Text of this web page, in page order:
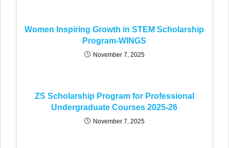
Women Inspiring Growth in STEM Scholarship
Program-WINGS
November 7, 2025
ZS Scholarship Program for Professional
Undergraduate Courses 2025-26
November 7, 2025